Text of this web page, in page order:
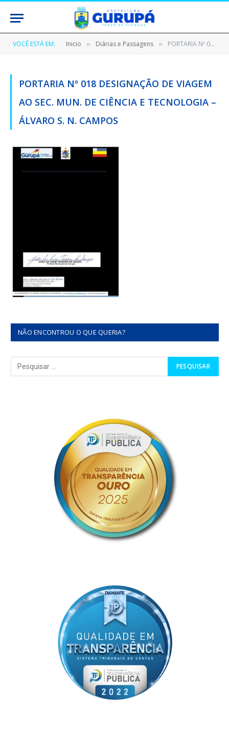
VOCÊ ESTÁ EM: Inicio » Diárias e Passagens » PORTARIA Nº 018 DESIGNAÇÃO DE VIAGEM AO SEC. MUN. DE CIÊNCIA E TECNOLOGIA – ÁLVARO S. N. CAMPOS
PORTARIA Nº 018 DESIGNAÇÃO DE VIAGEM
AO SEC. MUN. DE CIÊNCIA E TECNOLOGIA –
ÁLVARO S. N. CAMPOS
NÃO ENCONTROU O QUE QUERIA?